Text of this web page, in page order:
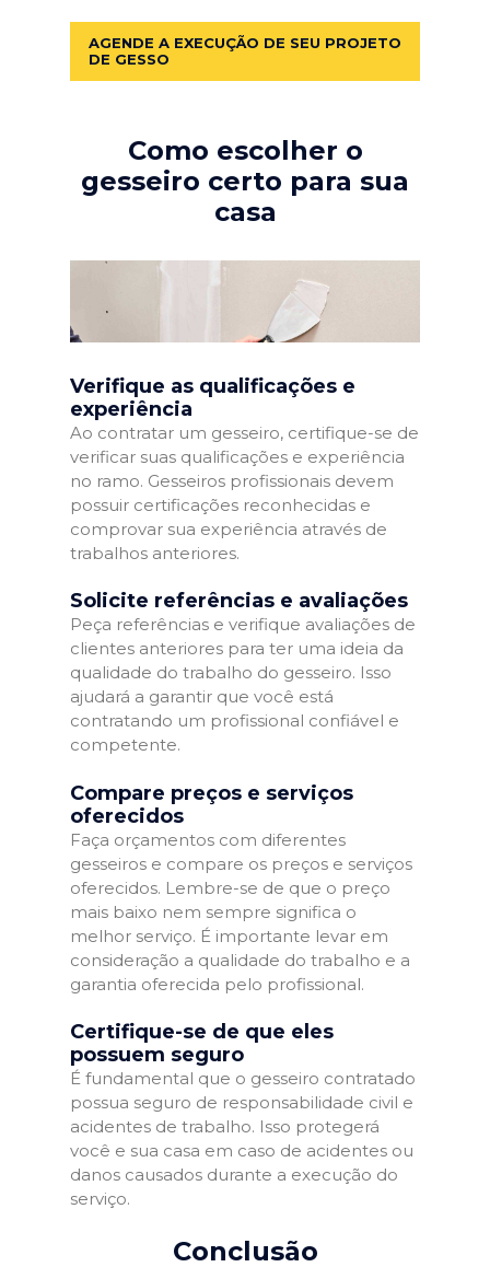
AGENDE A EXECUÇÃO DE SEU PROJETO
DE GESSO
Como escolher o
gesseiro certo para sua
casa
Verifique as qualificações e
experiência
Ao contratar um gesseiro, certifique-se de
verificar suas qualificações e experiência
no ramo. Gesseiros profissionais devem
possuir certificações reconhecidas e
comprovar sua experiência através de
trabalhos anteriores.
Solicite referências e avaliações
Peça referências e verifique avaliações de
clientes anteriores para ter uma ideia da
qualidade do trabalho do gesseiro. Isso
ajudará a garantir que você está
contratando um profissional confiável e
competente.
Compare preços e serviços
oferecidos
Faça orçamentos com diferentes
gesseiros e compare os preços e serviços
oferecidos. Lembre-se de que o preço
mais baixo nem sempre significa o
melhor serviço. É importante levar em
consideração a qualidade do trabalho e a
garantia oferecida pelo profissional.
Certifique-se de que eles
possuem seguro
É fundamental que o gesseiro contratado
possua seguro de responsabilidade civil e
acidentes de trabalho. Isso protegerá
você e sua casa em caso de acidentes ou
danos causados durante a execução do
serviço.
Conclusão